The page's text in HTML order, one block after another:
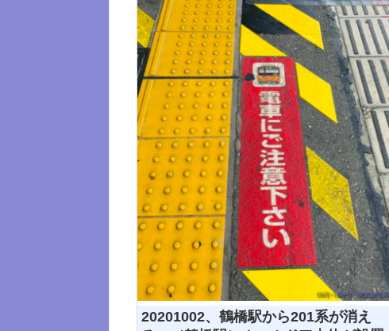
20201002、鶴橋駅から201系が消え